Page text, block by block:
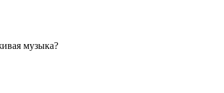
музыка?